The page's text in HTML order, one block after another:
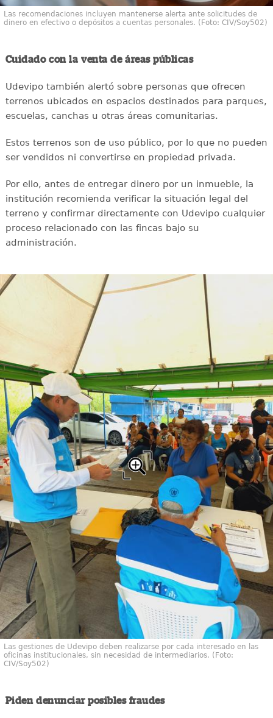
Las recomendaciones incluyen mantenerse alerta ante solicitudes de
dinero en efectivo o depósitos a cuentas personales. (Foto: CIV/Soy502)
Cuidado con la venta de áreas públicas
Udevipo también alertó sobre personas que ofrecen
terrenos ubicados en espacios destinados para parques,
escuelas, canchas u otras áreas comunitarias.
Estos terrenos son de uso público, por lo que no pueden
ser vendidos ni convertirse en propiedad privada.
Por ello, antes de entregar dinero por un inmueble, la
institución recomienda verificar la situación legal del
terreno y confirmar directamente con Udevipo cualquier
proceso relacionado con las fincas bajo su
administración.
Las gestiones de Udevipo deben realizarse por cada interesado en las
oficinas institucionales, sin necesidad de intermediarios. (Foto:
CIV/Soy502)
Piden denunciar posibles fraudes